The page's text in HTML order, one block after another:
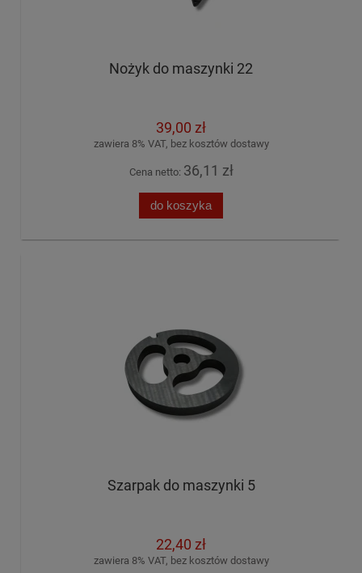
Nożyk do maszynki 22
39,00 zł
zawiera 8% VAT, bez kosztów dostawy
Cena netto: 36,11 zł
do koszyka
Szarpak do maszynki 5
22,40 zł
zawiera 8% VAT, bez kosztów dostawy